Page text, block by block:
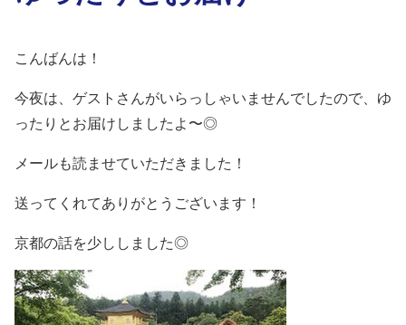
こんばんは！
今夜は、ゲストさんがいらっしゃいませんでしたので、ゆ
ったりとお届けしましたよ〜◎
メールも読ませていただきました！
送ってくれてありがとうございます！
京都の話を少ししました◎